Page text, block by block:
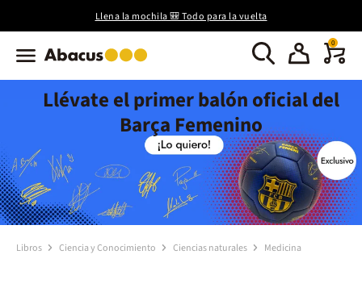
Llena la mochila 🎒 Todo para la vuelta
0
Llévate el primer balón oficial del
Barça Femenino
Libros Ciencia y Conocimiento Ciencias naturales Medicina